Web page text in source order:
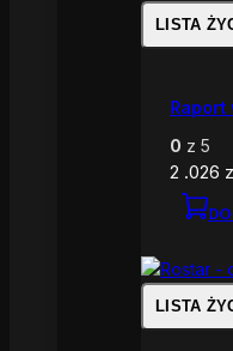
LISTA
Raport
0 z 5
2 .026
LISTA